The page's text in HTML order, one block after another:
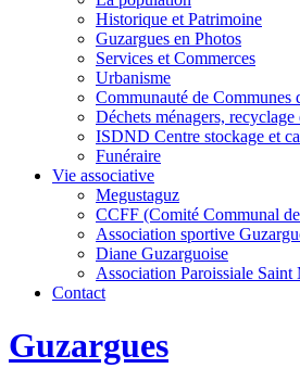
Historique et Patrimoine
Guzargues en Photos
Services et Commerces
Urbanisme
Communauté de
Déchets ménagers, recyclage
ISDND Centre stockage et
Funéraire
Vie associative
Megustaguz
CCFF (Comité Communal
Association sportive
Diane Guzarguoise
Association Paroissiale Saint
Contact
Guzargues